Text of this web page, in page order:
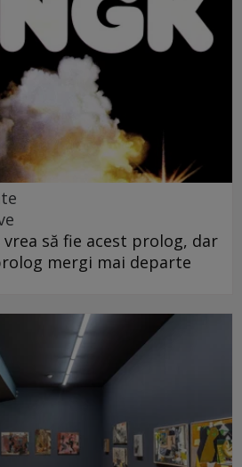
să fie acest prolog, dar
mergi mai departe